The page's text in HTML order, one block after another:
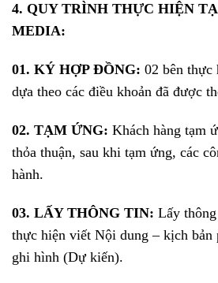
4. QUY TRÌNH THỰC HIỆN
MEDIA:
01. KÝ HỢP ĐỒNG: 02 bên thực
dựa theo các điều khoản đã được
02. TẠM ỨNG: Khách hàng tạm
thỏa thuận, sau khi tạm ứng, các
hành.
03. LẤY THÔNG TIN: Lấy
thực hiện viết Nội dung – kịch bản
ghi hình (Dự kiến).